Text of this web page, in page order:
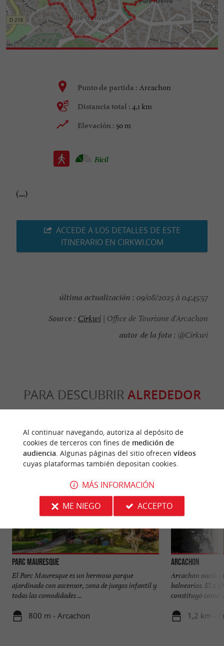
Punto de partida : Arcachon
Distancia total : 4,1 km
Elevación : 50 m
Fácil
(...)
ACCEDE A LOS DETALLES DE ESTE
ITINERARIO EN CIRKWI.COM
última actualización : 09/08/2025 à 04:45:57
Source : Cirkwi | Office de Tourisme d'Arcachon
autor de la foto : @Cirkwi
PARA DESCUBRIR ALREDEDOR
Parc Mauresque
El Parc Mauresque es un hermoso parque
ajardinado con ascensor, zona de juegos infantil y
todas las comodidades ...
800 m - Arcachon
Arcachon
Arcachon nació
balnearios. El 2
constituyó como
1,2 km -
Al continuar navegando, autoriza al depósito de
cookies de terceros con fines de medición de
audiencia. Algunas páginas del sitio ofrecen vídeos
cuyas plataformas también depositan cookies.
MÁS INFORMACIÓN
ME NIEGO
ACCEPTO